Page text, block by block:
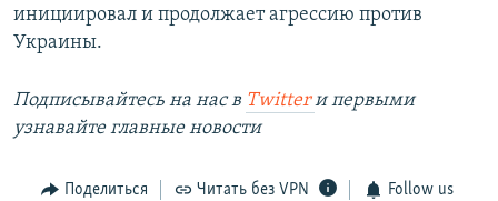
инициировал и продолжает агрессию против
Украины.
Подписывайтесь на наc в Twitterи первыми
узнавайте главные новости
Поделиться Читать без VPN Follow us